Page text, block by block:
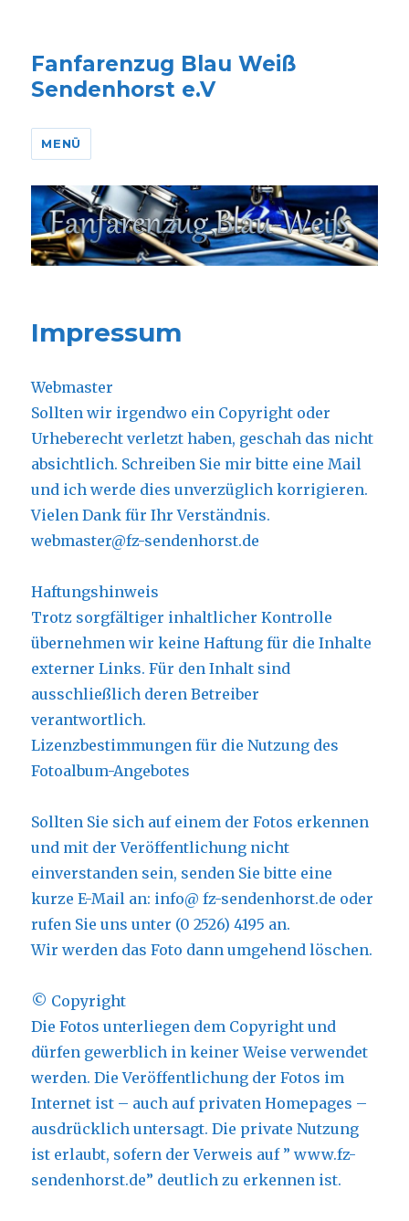
Fanfarenzug Blau Weiß
Sendenhorst e.V
MENÜ
Impressum
Webmaster
Sollten wir irgendwo ein Copyright oder
Urheberecht verletzt haben, geschah das nicht
absichtlich. Schreiben Sie mir bitte eine Mail
und ich werde dies unverzüglich korrigieren.
Vielen Dank für Ihr Verständnis.
webmaster@fz-sendenhorst.de
Haftungshinweis
Trotz sorgfältiger inhaltlicher Kontrolle
übernehmen wir keine Haftung für die Inhalte
externer Links. Für den Inhalt sind
ausschließlich deren Betreiber
verantwortlich.
Lizenzbestimmungen für die Nutzung des
Fotoalbum-Angebotes
Sollten Sie sich auf einem der Fotos erkennen
und mit der Veröffentlichung nicht
einverstanden sein, senden Sie bitte eine
kurze E-Mail an: info@ fz-sendenhorst.de oder
rufen Sie uns unter (0 2526) 4195 an.
Wir werden das Foto dann umgehend löschen.
© Copyright
Die Fotos unterliegen dem Copyright und
dürfen gewerblich in keiner Weise verwendet
werden. Die Veröffentlichung der Fotos im
Internet ist – auch auf privaten Homepages –
ausdrücklich untersagt. Die private Nutzung
ist erlaubt, sofern der Verweis auf ” www.fz-
sendenhorst.de” deutlich zu erkennen ist.